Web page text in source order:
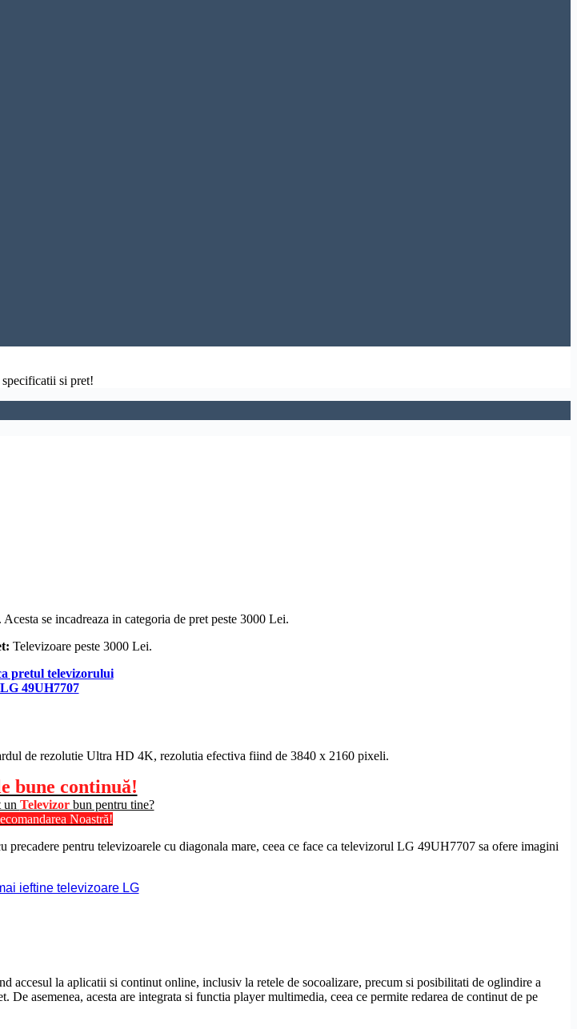
si pret!
Acesta se incadreaza in categoria de pret peste 3000 Lei.
Televizoare peste 3000 Lei.
pretul televizorului
LG 49UH7707
de rezolutie Ultra HD 4K, rezolutia efectiva fiind de 3840 x 2160 pixeli.
bune continuă!
un Televizor bun pentru tine?
Noastră!
precadere pentru televizoarele cu diagonala mare, ceea ce face ca televizorul LG 49UH7707 sa ofere imagini
ieftine televizoare LG
la aplicatii si continut online, inclusiv la retele de socoalizare, precum si posibilitati de oglindire a
asemenea, acesta are integrata si functia player multimedia, ceea ce permite redarea de continut de pe